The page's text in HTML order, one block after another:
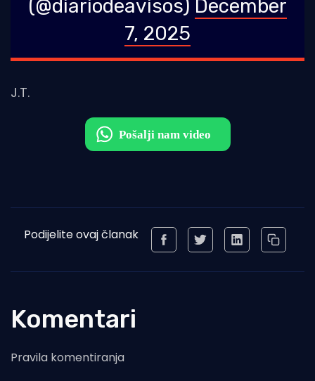
(@diariodeavisos) December
7, 2025
J.T.
Podijelite ovaj članak
Komentari
Pravila komentiranja